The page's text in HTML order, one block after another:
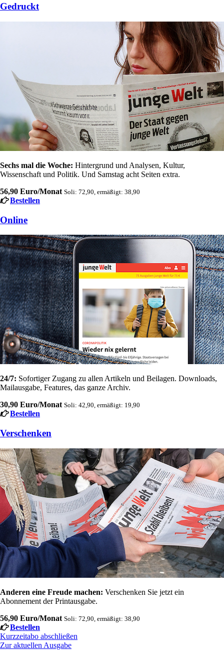
Gedruckt
Sechs mal die Woche: Hintergrund und Analysen, Kultur,
Wissenschaft und Politik. Und Samstag acht Seiten extra.
56,90 Euro/Monat Soli: 72,90, ermäßigt: 38,90
Bestellen
Online
24/7: Sofortiger Zugang zu allen Artikeln und Beilagen. Downloads,
Mailausgabe, Features, das ganze Archiv.
30,90 Euro/Monat Soli: 42,90, ermäßigt: 19,90
Bestellen
Verschenken
Anderen eine Freude machen: Verschenken Sie jetzt ein
Abonnement der Printausgabe.
56,90 Euro/Monat Soli: 72,90, ermäßigt: 38,90
Bestellen
Kurzzeitabo abschließen
Zur aktuellen Ausgabe